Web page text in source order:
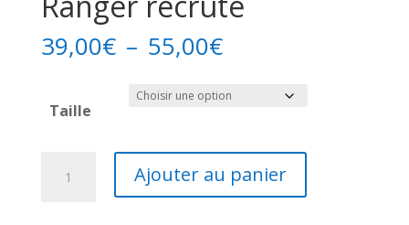
39,00€ – 55,00€Plage
prix :
à
55,00€
Taille
Ajouter au panier